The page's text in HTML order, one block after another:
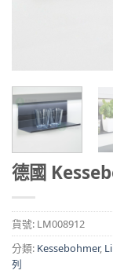
德國
貨號: LM008912
分類: Kessebohmer,
列